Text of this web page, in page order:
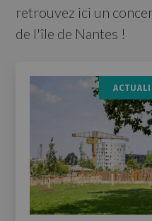
retrouvez ici un
de l'île de Nantes !